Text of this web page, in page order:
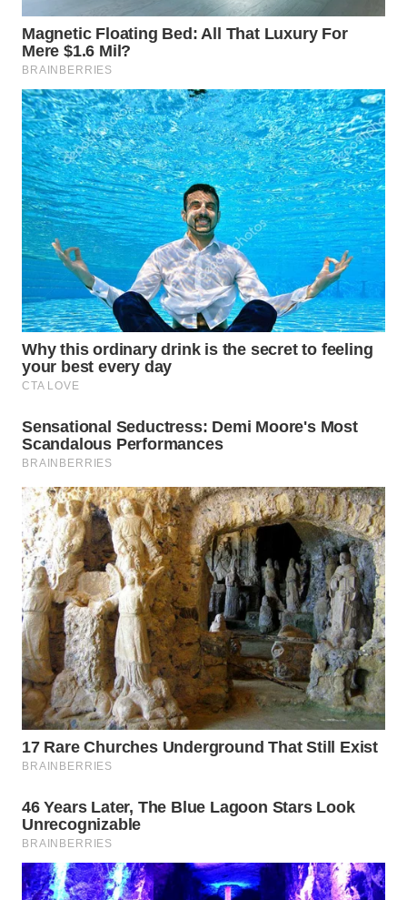
WN
INDRAMAYU
WN
KUNINGAN
WN
MAJALENGKA
WN
SUBANG
WN
SUKABUMI
WN
PURWAKARTA
WN
PRIANGAN
WN
SEMARANG
WN
SOLO
WN
BOROBUDUR
WN
MADURA
SURABAYA
WN
NATUNA